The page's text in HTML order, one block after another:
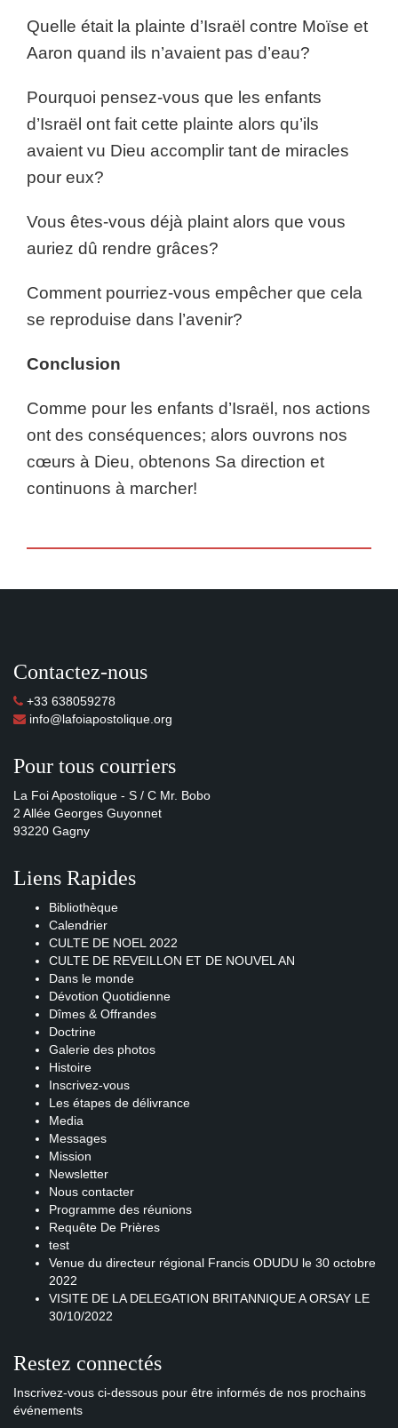
Quelle était la plainte d’Israël contre Moïse et
Aaron quand ils n’avaient pas d’eau?
Pourquoi pensez-vous que les enfants
d’Israël ont fait cette plainte alors qu’ils
avaient vu Dieu accomplir tant de miracles
pour eux?
Vous êtes-vous déjà plaint alors que vous
auriez dû rendre grâces?
Comment pourriez-vous empêcher que cela
se reproduise dans l’avenir?
Conclusion
Comme pour les enfants d’Israël, nos actions
ont des conséquences; alors ouvrons nos
cœurs à Dieu, obtenons Sa direction et
continuons à marcher!
Contactez-nous
+33 638059278
info@lafoiapostolique.org
Pour tous courriers
La Foi Apostolique - S / C Mr. Bobo
2 Allée Georges Guyonnet
93220 Gagny
Liens Rapides
Bibliothèque
Calendrier
CULTE DE NOEL 2022
CULTE DE REVEILLON ET DE NOUVEL AN
Dans le monde
Dévotion Quotidienne
Dîmes & Offrandes
Doctrine
Galerie des photos
Histoire
Inscrivez-vous
Les étapes de délivrance
Media
Messages
Mission
Newsletter
Nous contacter
Programme des réunions
Requête De Prières
test
Venue du directeur régional Francis ODUDU le 30 octobre
2022
VISITE DE LA DELEGATION BRITANNIQUE A ORSAY LE
30/10/2022
Restez connectés
Inscrivez-vous ci-dessous pour être informés de nos prochains
événements